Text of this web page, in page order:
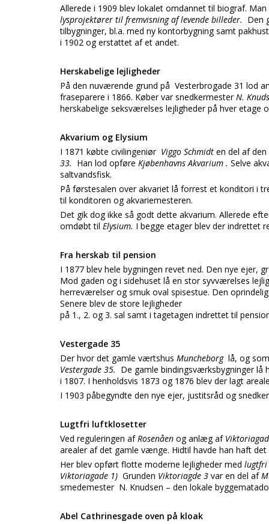
Allerede i 1909 blev lokalet omdannet til biograf.
lysprojektører til fremvisning af levende billeder. Den
tilbygninger, bl.a. med ny kontorbygning samt
i 1902 og erstattet af et andet.
Herskabelige lejligheder
På den nuværende grund på Vesterbrogade 31 lod
fraseparere i 1866. Køber var snedkermesterN.
herskabelige seksværelses lejligheder på hver etage
Akvarium og Elysium
I 1871 købte civilingeniør Viggo Schmidt en del af
33. Han lod opføre Kjøbenhavns Akvarium . Selve
saltvandsfisk.
På førstesalen over akvariet lå forrest et konditori i
til konditoren og akvariemesteren.
Det gik dog ikke så godt dette akvarium. Allerede
omdøbt til Elysium. I begge etager blev der indrettet
Fra herskab til pension
I 1877 blev hele bygningen revet ned. Den nye ejer,
Mod gaden og i sidehuset lå en stor syvværelses
herreværelser og smuk oval spisestue. Den
Senere blev de store lejligheder
på 1., 2. og 3. sal samt i tagetagen indrettet til
Vestergade 35
Der hvor det gamle værtshus Muncheborg lå, og
Vestergade 35. De gamle bindingsværksbygninger
i 1807. I henholdsvis 1873 og 1876 blev der lagt
I 1903 påbegyndte den nye ejer, justitsråd og
Lugtfri luftklosetter
Ved reguleringen afRosenåen og anlæg af
arealer af det gamle vænge. Hidtil havde han haft
Her blev opført flotte moderne lejligheder med lugtfri
Viktoriagade 1) Grunden Viktoriagde 3 var en del af
smedemester N. Knudsen – den lokale
Abel Cathrinesgade oven på kloak